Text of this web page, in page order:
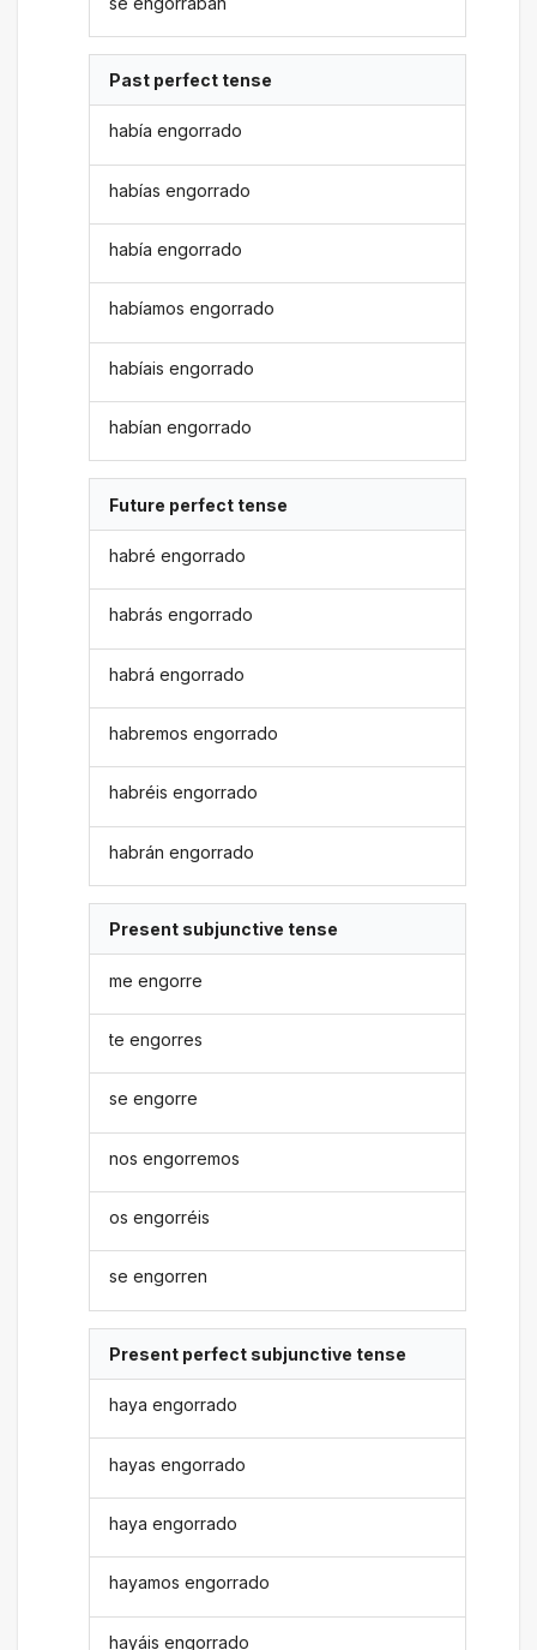
Past perfect tense
había engorrado
habías engorrado
había engorrado
habíamos engorrado
habíais engorrado
habían engorrado
Future perfect tense
habré engorrado
habrás engorrado
habrá engorrado
habremos engorrado
habréis engorrado
habrán engorrado
Present subjunctive tense
me engorre
te engorres
se engorre
nos engorremos
os engorréis
se engorren
Present perfect subjunctive tense
haya engorrado
hayas engorrado
haya engorrado
hayamos engorrado
hayáis engorrado